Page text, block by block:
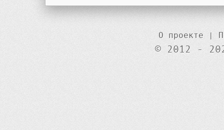
О проекте |
© 2012 -